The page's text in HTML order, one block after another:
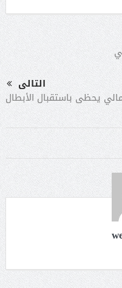
التالى
يحظى باستقبال الأبطال